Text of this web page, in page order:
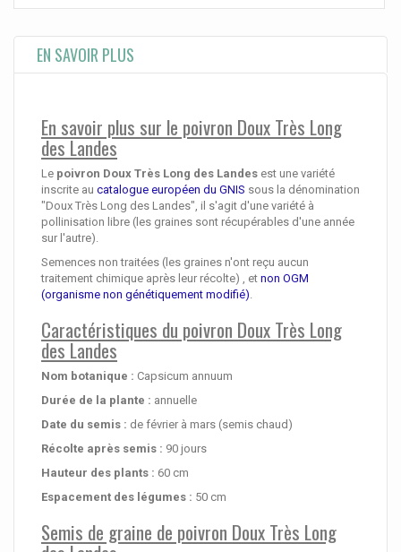
EN SAVOIR PLUS
En savoir plus sur le poivron Doux Très Long
des Landes
Le poivron Doux Très Long des Landes est une variété
inscrite au catalogue européen du GNIS sous la dénomination
"Doux Très Long des Landes", il s'agit d'une variété à
pollinisation libre (les graines sont récupérables d'une année
sur l'autre).
Semences non traitées (les graines n'ont reçu aucun
traitement chimique après leur récolte) , et non OGM
(organisme non génétiquement modifié).
Caractéristiques du poivron Doux Très Long
des Landes
Nom botanique : Capsicum annuum
Durée de la plante : annuelle
Date du semis : de février à mars (semis chaud)
Récolte après semis : 90 jours
Hauteur des plants : 60 cm
Espacement des légumes : 50 cm
Semis de graine de poivron Doux Très Long